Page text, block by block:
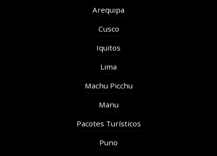
Arequipa
Cusco
Iquitos
Lima
Machu Picchu
Manu
Pacotes Turísticos
Puno